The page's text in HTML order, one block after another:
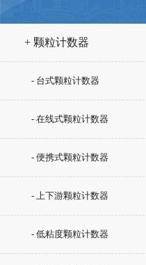
+ 颗粒计数器
- 台式颗粒计数器
- 在线式颗粒计数器
- 便携式颗粒计数器
- 上下游颗粒计数器
- 低粘度颗粒计数器